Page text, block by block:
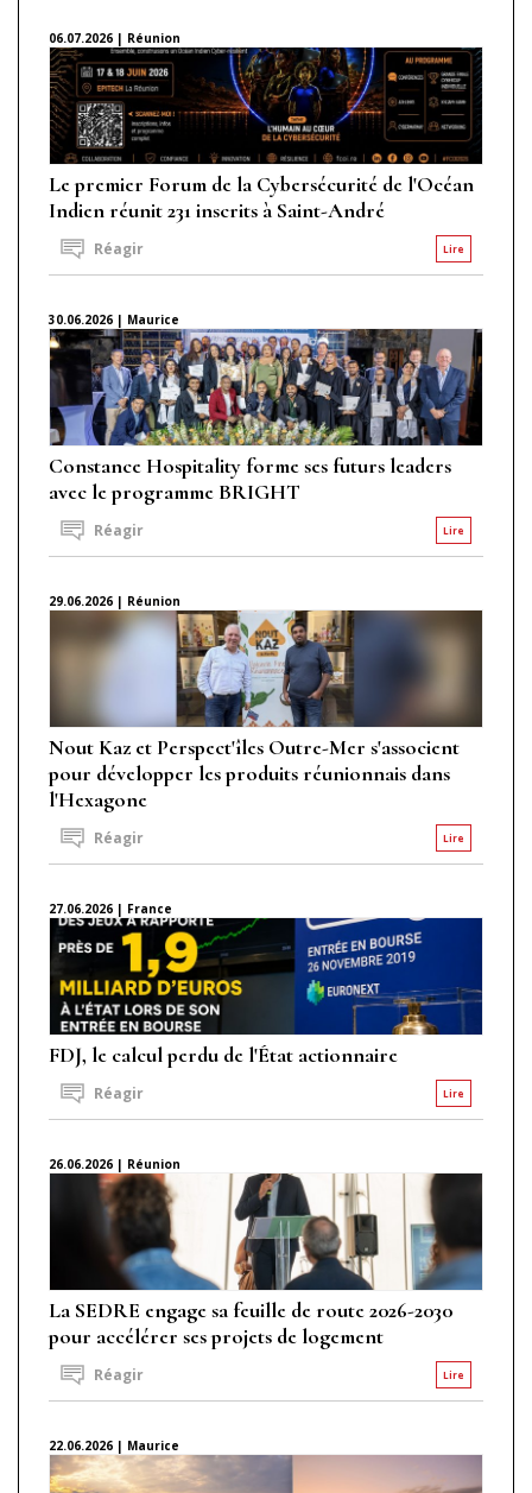
06.07.2026 | Réunion
Le premier Forum de la Cybersécurité de l'Océan
Indien réunit 231 inscrits à Saint-André
Lire
Réagir
30.06.2026 | Maurice
Constance Hospitality forme ses futurs leaders
avec le programme BRIGHT
Lire
Réagir
29.06.2026 | Réunion
Nout Kaz et Perspect'îles Outre-Mer s'associent
pour développer les produits réunionnais dans
l'Hexagone
Lire
Réagir
27.06.2026 | France
FDJ, le calcul perdu de l'État actionnaire
Lire
Réagir
26.06.2026 | Réunion
La SEDRE engage sa feuille de route 2026-2030
pour accélérer ses projets de logement
Lire
Réagir
22.06.2026 | Maurice